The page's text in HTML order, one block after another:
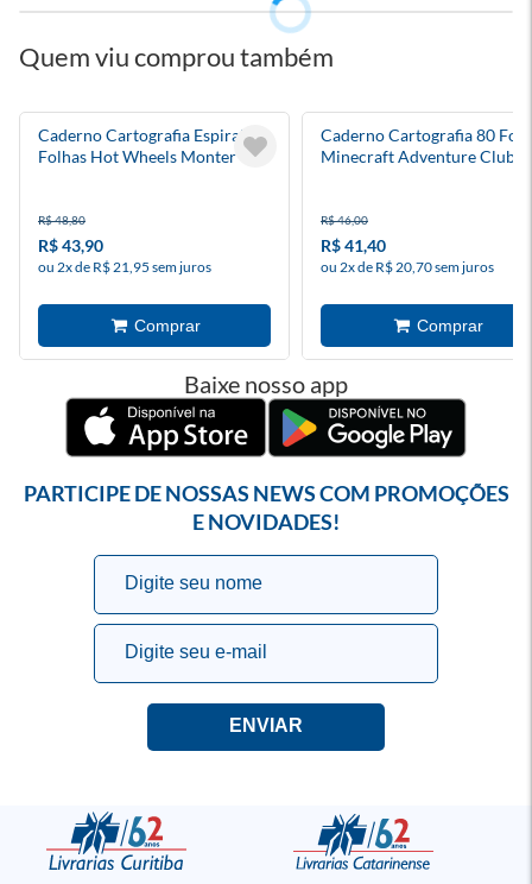
Quem viu comprou também
Caderno Cartografia Espiral 80
Folhas Hot Wheels Monter
R$ 48,80
R$ 43,90
ou 2x de R$ 21,95 sem juros
Caderno Cartografia 80
Minecraft Adventure Club
R$ 46,00
R$ 41,40
ou 2x de R$ 20,70 sem juros
Baixe nosso app
PARTICIPE DE NOSSAS NEWS COM PROMOÇÕES
E NOVIDADES!